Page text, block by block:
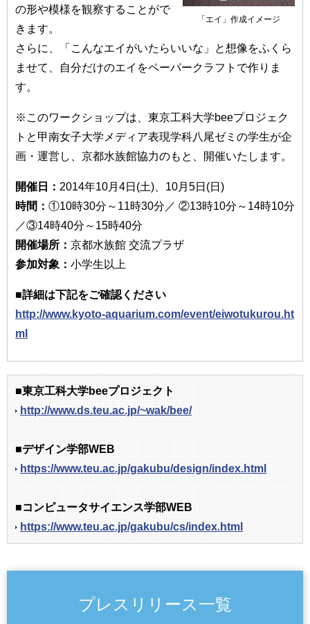
「エイ」作成イメージ
の形や模様を観察することがで
きます。
さらに、「こんなエイがいたらいいな」と想像をふくら
ませて、自分だけのエイをペーパークラフトで作りま
す。
※このワークショップは、東京工科大学beeプロジェク
トと甲南女子大学メディア表現学科八尾ゼミの学生が企
画・運営し、京都水族館協力のもと、開催いたします。
開催日： 2014年10月4日(土)、10月5日(日)
時間： ①10時30分～11時30分／ ②13時10分～14時10分
／③14時40分～15時40分
開催場所： 京都水族館 交流プラザ
参加対象： 小学生以上
■詳細は下記をご確認ください
http://www.kyoto-aquarium.com/event/eiwotukurou.ht
ml
■東京工科大学beeプロジェクト
http://www.ds.teu.ac.jp/~wak/bee/
■デザイン学部WEB
https://www.teu.ac.jp/gakubu/design/index.html
■コンピュータサイエンス学部WEB
https://www.teu.ac.jp/gakubu/cs/index.html
プレスリリース一覧